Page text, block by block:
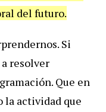
del futuro.
Si
resolver
Que en
la actividad que